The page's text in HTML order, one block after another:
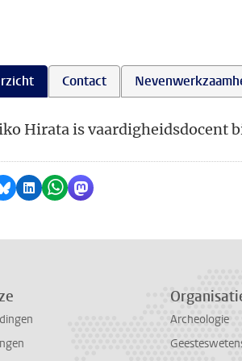
Contact
Hirata is vaardigheidsdocent
op Facebook
Delen via Bluesky
Delen op LinkedIn
Delen via WhatsApp
Delen via Mastodon
Archeologie